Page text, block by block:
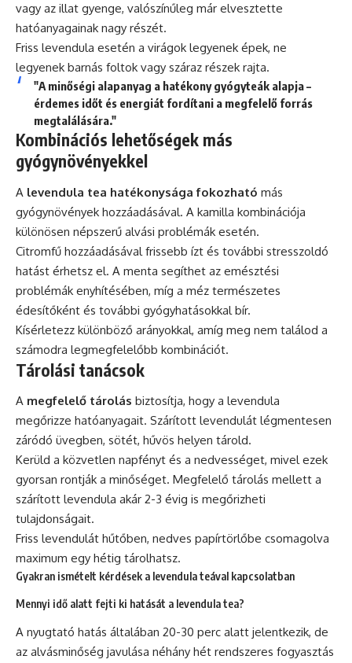
vagy az illat gyenge, valószínűleg már elvesztette
hatóanyagainak nagy részét.
Friss levendula esetén a virágok legyenek épek, ne
legyenek barnás foltok vagy száraz részek rajta.
"A minőségi alapanyag a hatékony gyógyteák alapja –
érdemes időt és energiát fordítani a megfelelő forrás
megtalálására."
Kombinációs lehetőségek más
gyógynövényekkel
A levendula tea hatékonysága fokozható más
gyógynövények hozzáadásával. A kamilla kombinációja
különösen népszerű alvási problémák esetén.
Citromfű hozzáadásával frissebb ízt és további stresszoldó
hatást érhetsz el. A menta segíthet az emésztési
problémák enyhítésében, míg a méz természetes
édesítőként és további gyógyhatásokkal bír.
Kísérletezz különböző arányokkal, amíg meg nem találod a
számodra legmegfelelőbb kombinációt.
Tárolási tanácsok
A megfelelő tárolás biztosítja, hogy a levendula
megőrizze hatóanyagait. Szárított levendulát légmentesen
záródó üvegben, sötét, hűvös helyen tárold.
Kerüld a közvetlen napfényt és a nedvességet, mivel ezek
gyorsan rontják a minőséget. Megfelelő tárolás mellett a
szárított levendula akár 2-3 évig is megőrizheti
tulajdonságait.
Friss levendulát hűtőben, nedves papírtörlőbe csomagolva
maximum egy hétig tárolhatsz.
Gyakran ismételt kérdések a levendula teával kapcsolatban
Mennyi idő alatt fejti ki hatását a levendula tea?
A nyugtató hatás általában 20-30 perc alatt jelentkezik, de
az alvásminőség javulása néhány hét rendszeres fogyasztás